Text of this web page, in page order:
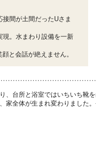
間が土間だったUさま
現。水まわり設備を一新
と会話が絶えません。
、台所と浴室ではいちいち靴
家全体が生まれ変わりました